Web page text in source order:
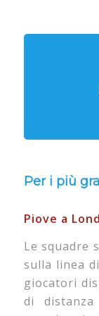
Per i più
Piove a
Le squadre
sulla linea
giocatori
di